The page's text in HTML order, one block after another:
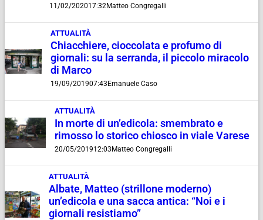
11/02/202017:32Matteo Congregalli
ATTUALITÀ
Chiacchiere, cioccolata e profumo di
giornali: su la serranda, il piccolo miracolo
di Marco
19/09/201907:43Emanuele Caso
ATTUALITÀ
In morte di un’edicola: smembrato e
rimosso lo storico chiosco in viale Varese
20/05/201912:03Matteo Congregalli
ATTUALITÀ
Albate, Matteo (strillone moderno)
un’edicola e una sacca antica: “Noi e i
giornali resistiamo”